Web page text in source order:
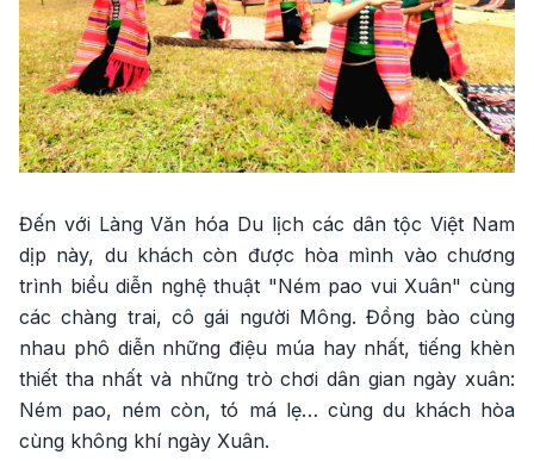
Đến với Làng Văn hóa Du lịch các dân tộc Việt Nam
dịp này, du khách còn được hòa mình vào chương
trình biểu diễn nghệ thuật "Ném pao vui Xuân" cùng
các chàng trai, cô gái người Mông. Đồng bào cùng
nhau phô diễn những điệu múa hay nhất, tiếng khèn
thiết tha nhất và những trò chơi dân gian ngày xuân:
Ném pao, ném còn, tó má lẹ… cùng du khách hòa
cùng không khí ngày Xuân.